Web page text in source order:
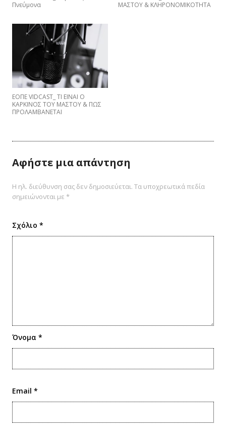
Πνεύμονα
ΜΑΣΤΟΥ & ΚΛΗΡΟΝΟΜΙΚΟΤΗΤΑ
EΟΠΕ VIDCAST_ ΤΙ ΕΙΝΑΙ Ο
ΚΑΡΚΙΝΟΣ ΤΟΥ ΜΑΣΤΟΥ & ΠΩΣ
ΠΡΟΛΑΜΒΑNETAI
Αφήστε μια απάντηση
Η ηλ. διεύθυνση σας δεν δημοσιεύεται. Τα υποχρεωτικά πεδία
σημειώνονται με *
Σχόλιο *
Όνομα *
Email *